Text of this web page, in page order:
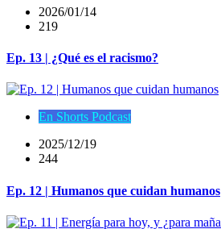
2026/01/14
219
Ep. 13 | ¿Qué es el racismo?
En Shorts Podcast
2025/12/19
244
Ep. 12 | Humanos que cuidan humanos